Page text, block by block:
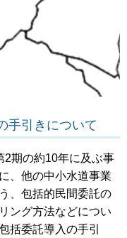
手引きについて
期の約10年に及ぶ事
、他の中小水道事業
、包括的民間委託の
ング方法などについ
括委託導入の手引